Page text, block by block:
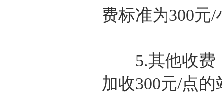
费标准为300元
5.其他收费：
加收300元/点